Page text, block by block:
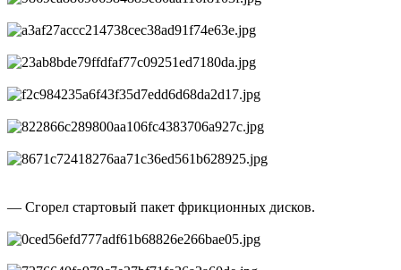
— Сгорел стартовый пакет фрикционных дисков.